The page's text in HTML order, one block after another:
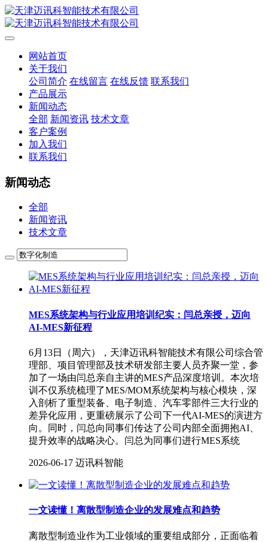
网站首页
关于我们
公司简介 在线留言 在线反馈 联系我们
产品展示
新闻动态
全部 新闻资讯 技术文章
客户案例
加入我们
联系我们
新闻动态
全部
新闻资讯
技术文章
MES系统架构与行业应用培训纪实：闫总亲授，迈向
AI-MES新征程
6月13日（周六），天津迈讯科智能技术有限公司综合管
理部、项目管理部及技术研发部主要人员齐聚一堂，参
加了一场由闫总亲自主讲的MES产品深度培训。本次培
训不仅系统梳理了MES/MOM系统架构与核心模块，深
入剖析了重型装备、电子制造、汽车零部件三大行业的
差异化应用，更重磅展示了公司下一代AI-MES的演进方
向。同时，闫总向同事们传达了公司内部全面拥抱AI、
提升效率的战略决心。闫总为同事们进行MES系统
2026-06-17 迈讯科智能
一文读懂！离散型制造企业的发展难点和趋势
离散型制造业作为工业领域的重要组成部分，正面临着